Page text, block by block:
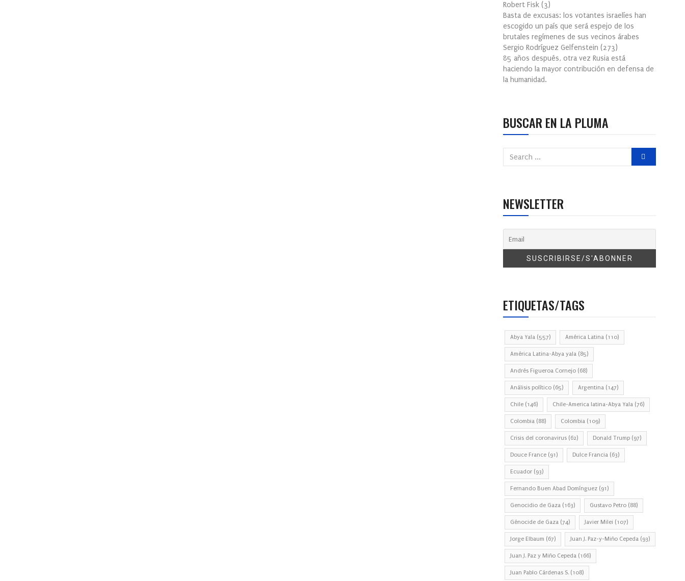
Robert Fisk (3)
Basta de excusas: los votantes israelíes han
escogido un país que será espejo de los
brutales regímenes de sus vecinos árabes
Sergio Rodríguez Gelfenstein (273)
85 años después, otra vez Rusia está
haciendo la mayor contribución en defensa de
la humanidad.
BUSCAR EN LA PLUMA
NEWSLETTER
ETIQUETAS/TAGS
Abya Yala (557) América Latina (110)
América Latina-Abya yala (85)
Andrés Figueroa Cornejo (68)
Análisis político (65) Argentina (147)
Chile (146) Chile-America latina-Abya Yala (76)
Colombia (88) Colombia (109)
Crisis del coronavirus (62) Donald Trump (97)
Douce France (91) Dulce Francia (63)
Ecuador (93)
Fernando Buen Abad Domínguez (91)
Genocidio de Gaza (163) Gustavo Petro (88)
Génocide de Gaza (74) Javier Milei (107)
Jorge Elbaum (67) Juan J. Paz-y-Miño Cepeda (93)
Juan J. Paz y Miño Cepeda (166)
Juan Pablo Cárdenas S. (108)